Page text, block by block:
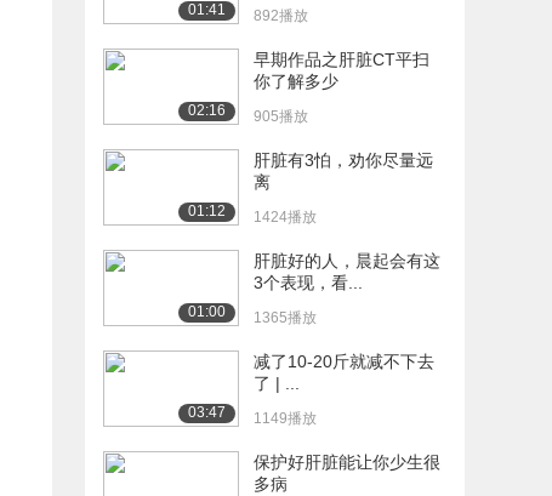
01:41 892播放
02:16
早期作品之肝脏CT平扫
你了解多少
905播放
01:12
肝脏有3怕，劝你尽量远
离
1424播放
01:00
肝脏好的人，晨起会有这
3个表现，看...
1365播放
03:47
减了10-20斤就减不下去
了 | ...
1149播放
保护好肝脏能让你少生很
多病